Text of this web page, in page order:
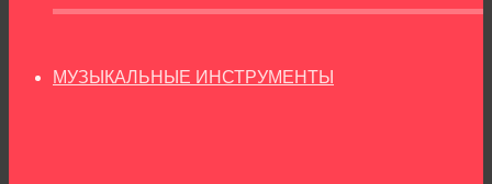
МУЗЫКАЛЬНЫЕ ИНСТРУМЕНТЫ